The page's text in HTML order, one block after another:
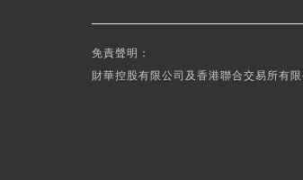
免責聲明：
財華控股有限公司及香港聯合交易所有